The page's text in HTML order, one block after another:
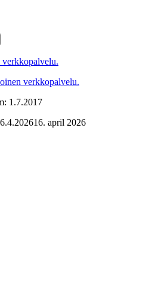
verkkopalvelu.
1.7.2017
16. april 2026